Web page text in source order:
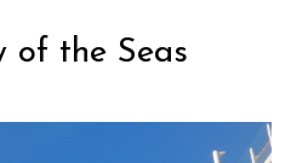
of the Seas